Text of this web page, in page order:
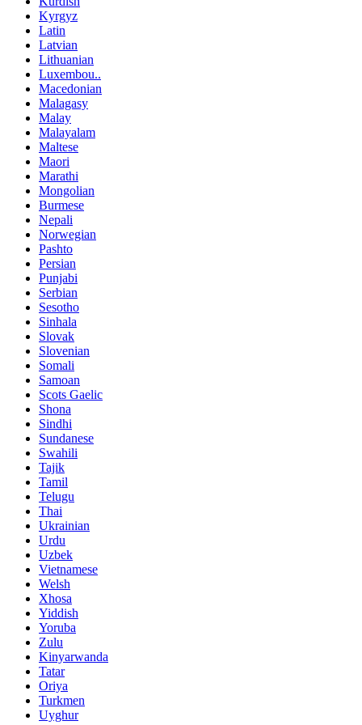
Kyrgyz
Latin
Latvian
Lithuanian
Luxembou..
Macedonian
Malagasy
Malay
Malayalam
Maltese
Maori
Marathi
Mongolian
Burmese
Nepali
Norwegian
Pashto
Persian
Punjabi
Serbian
Sesotho
Sinhala
Slovak
Slovenian
Somali
Samoan
Scots Gaelic
Shona
Sindhi
Sundanese
Swahili
Tajik
Tamil
Telugu
Thai
Ukrainian
Urdu
Uzbek
Vietnamese
Welsh
Xhosa
Yiddish
Yoruba
Zulu
Kinyarwanda
Tatar
Oriya
Turkmen
Uyghur